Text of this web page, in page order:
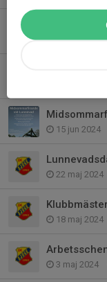
26 nov 2024
15 jun 2024
22 maj 2024
18 maj 2024
3 maj 2024